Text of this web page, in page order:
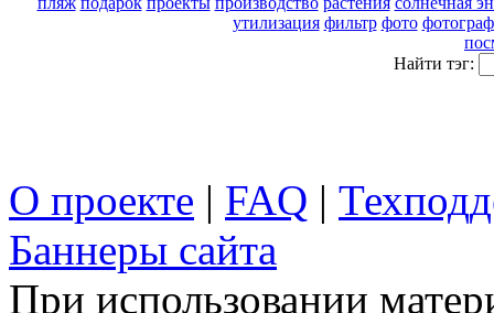
утилизация фильтр фото
Найти тэг:
О проекте | FAQ |
Баннеры сайта
При использовании